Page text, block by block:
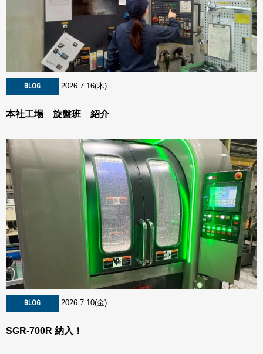
BLOG 2026.7.16(木)
本社工場 旋盤班 紹介
BLOG 2026.7.10(金)
SGR-700R 納入！